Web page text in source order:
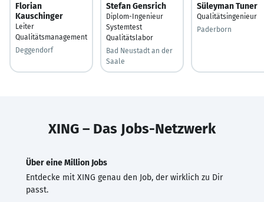
Florian
Kauschinger
Leiter
Qualitätsmanagement
Deggendorf
Stefan Gensrich
Diplom-Ingenieur
Systemtest
Qualitätslabor
Bad Neustadt an der
Saale
Süleyman Tuner
Qualitätsingenieur
Paderborn
XING – Das Jobs-Netzwerk
Über eine Million Jobs
Entdecke mit XING genau den Job, der wirklich zu Dir
passt.